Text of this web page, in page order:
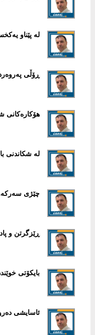
لە پێناو
ڕۆڵی
هۆکارەکانی
لە شکاندنی
چێژی
ڕێزگرتن و
بایکۆتی
ئاسایشی